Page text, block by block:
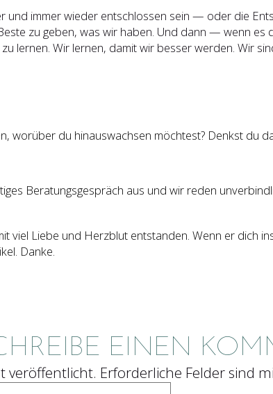
und immer wieder entschlossen sein — oder die
zu geben, was wir haben. Und dann — wenn
lernen. Wir lernen, damit wir besser werden. Wir
worüber du hinauswachsen möchtest? Denkst du
Beratungsgespräch aus und wir reden
viel Liebe und Herzblut entstanden. Wenn er dich
Danke.
EINEN
veröffentlicht. Erforderliche Felder sind